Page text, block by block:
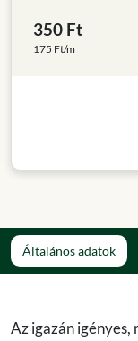
350 Ft
175 Ft/m
Általános adatok
Az igazán